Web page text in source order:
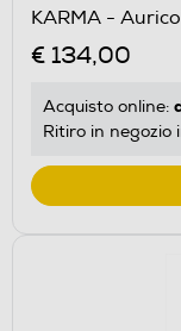
KARMA -
€ 134,00
Acquisto online:
Ritiro in